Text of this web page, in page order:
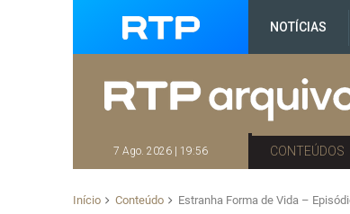
NOTÍCIAS
7 Ago. 2026 | 19:56 CONTEÚDOS
Início Conteúdo Estranha Forma de Vida –